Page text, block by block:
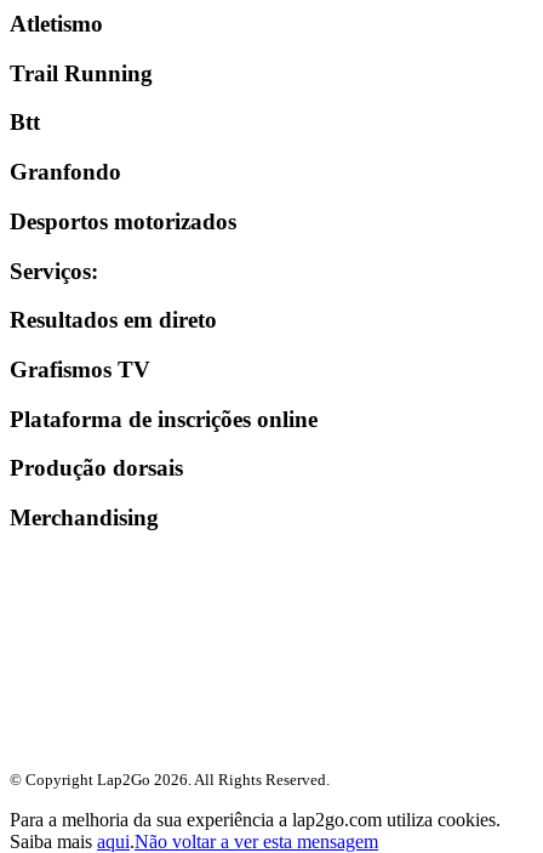
Atletismo
Trail Running
Btt
Granfondo
Desportos motorizados
Serviços:
Resultados em direto
Grafismos TV
Plataforma de inscrições online
Produção dorsais
Merchandising
© Copyright Lap2Go 2026 . All Rights Reserved.
Para a melhoria da sua experiência a lap2go.com utiliza cookies.
Saiba mais aqui.Não voltar a ver esta mensagem